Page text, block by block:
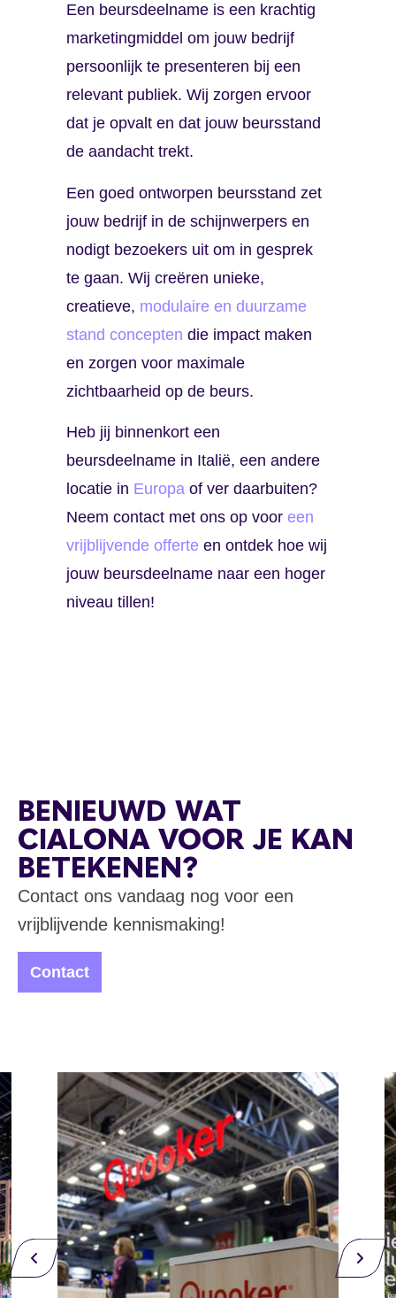
Een beursdeelname is een krachtig
marketingmiddel om jouw bedrijf
persoonlijk te presenteren bij een
relevant publiek. Wij zorgen ervoor
dat je opvalt en dat jouw beursstand
de aandacht trekt.
Een goed ontworpen beursstand zet
jouw bedrijf in de schijnwerpers en
nodigt bezoekers uit om in gesprek
te gaan. Wij creëren unieke,
creatieve, modulaire en duurzame
stand concepten die impact maken
en zorgen voor maximale
zichtbaarheid op de beurs.
Heb jij binnenkort een
beursdeelname in Italië, een andere
locatie in Europa of ver daarbuiten?
Neem contact met ons op voor een
vrijblijvende offerte en ontdek hoe wij
jouw beursdeelname naar een hoger
niveau tillen!
BENIEUWD WAT
CIALONA VOOR JE KAN
BETEKENEN?
Contact ons vandaag nog voor een
vrijblijvende kennismaking!
Contact